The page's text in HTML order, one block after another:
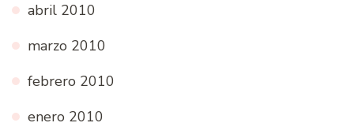
abril 2010
marzo 2010
febrero 2010
enero 2010